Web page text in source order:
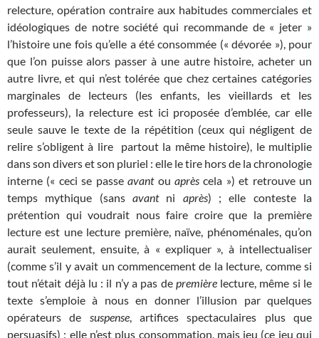
relecture, opération contraire aux habitudes commerciales et
idéologiques de notre société qui recommande de « jeter »
l’histoire une fois qu’elle a été consommée (« dévorée »), pour
que l’on puisse alors passer à une autre histoire, acheter un
autre livre, et qui n’est tolérée que chez certaines catégories
marginales de lecteurs (les enfants, les vieillards et les
professeurs), la relecture est ici proposée d’emblée, car elle
seule sauve le texte de la répétition (ceux qui négligent de
relire s’obligent à lire partout la même histoire), le multiplie
dans son divers et son pluriel : elle le tire hors de la chronologie
interne (« ceci se passeavantou aprèscela ») et retrouve un
temps mythique (sans avantni après) ; elle conteste la
prétention qui voudrait nous faire croire que la première
lecture est une lecture première, naïve, phénoménales, qu’on
aurait seulement, ensuite, à « expliquer », à intellectualiser
(comme s’il y avait un commencement de la lecture, comme si
tout n’était déjà lu : il n’y a pas de premièrelecture, même si le
texte s’emploie à nous en donner l’illusion par quelques
opérateurs de suspense, artifices spectaculaires plus que
persuasifs) ; elle n’est plus consommation, mais jeu (ce jeu qui